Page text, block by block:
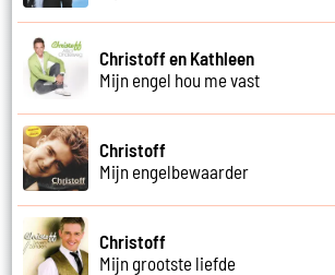
Christoff en Kathleen
Mijn engel hou me vast
Christoff
Mijn engelbewaarder
Christoff
Mijn grootste liefde